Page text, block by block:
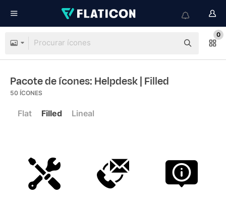
0
Pacote de ícones: Helpdesk| Filled
50 ÍCONES
Flat Filled Lineal